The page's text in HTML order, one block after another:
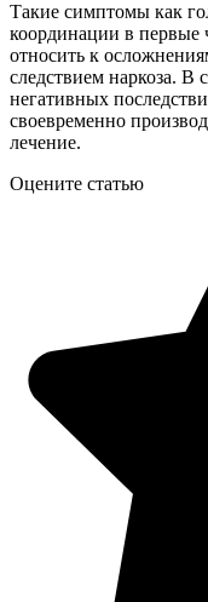
Такие симптомы как
координации в первые
относить к
следствием наркоза. В
негативных
своевременно
лечение.
Оцените статью